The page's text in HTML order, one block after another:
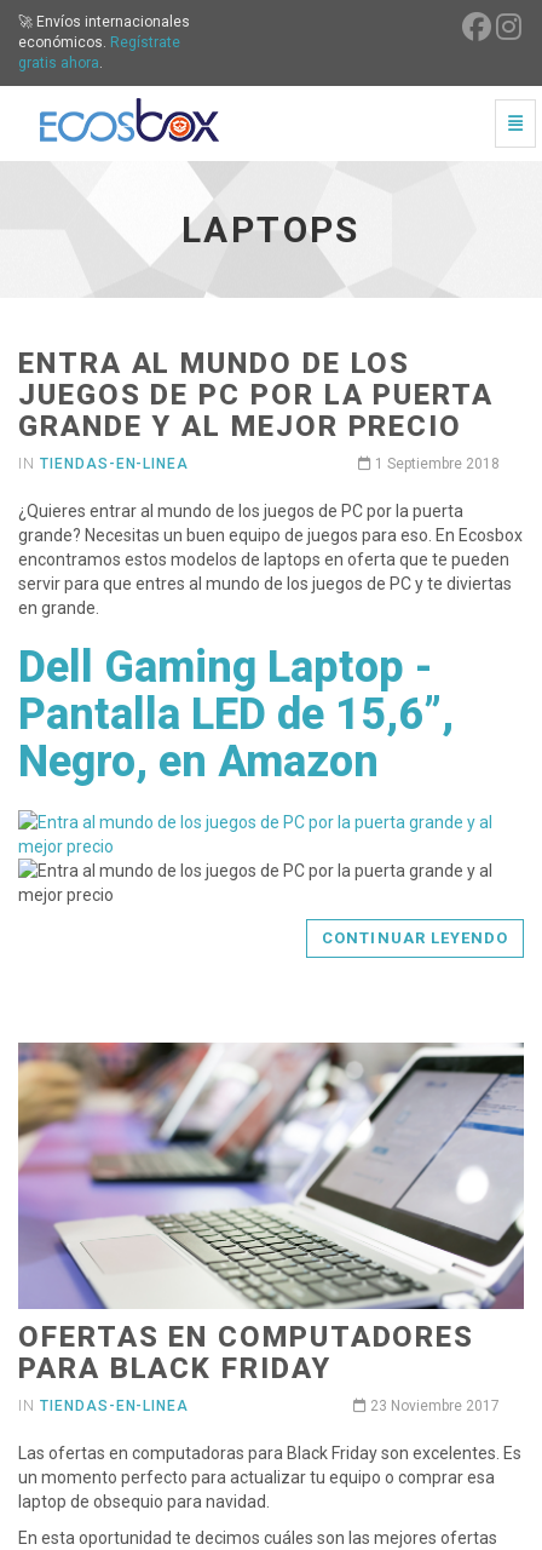
🚀 Envíos internacionales
económicos. Regístrate
gratis ahora.
LAPTOPS
ENTRA AL MUNDO DE LOS
JUEGOS DE PC POR LA PUERTA
GRANDE Y AL MEJOR PRECIO
IN TIENDAS-EN-LINEA 1 Septiembre 2018
¿Quieres entrar al mundo de los juegos de PC por la puerta
grande? Necesitas un buen equipo de juegos para eso. En Ecosbox
encontramos estos modelos de laptops en oferta que te pueden
servir para que entres al mundo de los juegos de PC y te diviertas
en grande.
Dell Gaming Laptop -
Pantalla LED de 15,6”,
Negro, en Amazon
CONTINUAR LEYENDO
OFERTAS EN COMPUTADORES
PARA BLACK FRIDAY
IN TIENDAS-EN-LINEA 23 Noviembre 2017
Las ofertas en computadoras para Black Friday son excelentes. Es
un momento perfecto para actualizar tu equipo o comprar esa
laptop de obsequio para navidad.
En esta oportunidad te decimos cuáles son las mejores ofertas